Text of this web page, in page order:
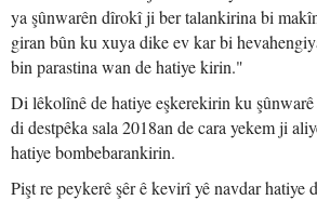
ya şûnwarên dîrokî ji ber talankirina bi
giran bûn ku xuya dike ev kar bi
bin parastina wan de hatiye kirin."
Di lêkolînê de hatiye eşkerekirin ku
di destpêka sala 2018an de cara yekem ji
hatiye bombebarankirin.
Pişt re peykerê şêr ê kevirî yê navdar